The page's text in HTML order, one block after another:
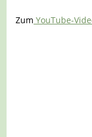
Zum YouTube-